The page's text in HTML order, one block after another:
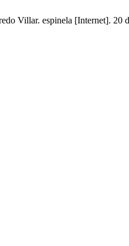
Villar. espinela [Internet]. 20